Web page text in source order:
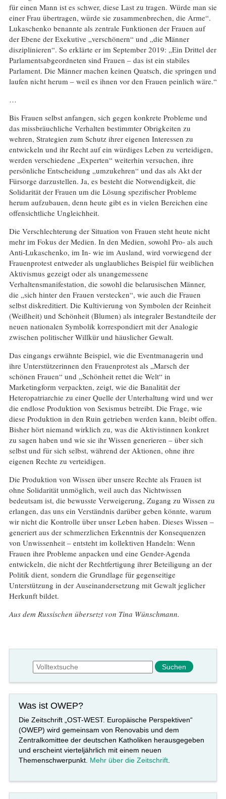
für einen Mann ist es schwer, diese Last zu tragen. Würde man sie
einer Frau übertragen, würde sie zusammenbrechen, die Arme“.
Lukaschenko benannte als zentrale Funktionen der Frauen auf
der Ebene der Exekutive „verschönern“ und „die Männer
disziplinieren“. So erklärte er im September 2019: „Ein Drittel der
Parlamentsabgeordneten sind Frauen – das ist ein stabiles
Parlament. Die Männer machen keinen Quatsch, die springen und
laufen nicht herum – weil es ihnen vor den Frauen peinlich wäre.“
…
Bis Frauen selbst anfangen, sich gegen konkrete Probleme und
das missbräuchliche Verhalten bestimmter Obrigkeiten zu
wehren, Strategien zum Schutz ihrer eigenen Interessen zu
entwickeln und ihr Recht auf ein würdiges Leben zu verteidigen,
werden verschiedene „Experten“ weiterhin versuchen, ihre
persönliche Entscheidung „umzukehren“ und das als Akt der
Fürsorge darzustellen. Ja, es besteht die Notwendigkeit, die
Solidarität der Frauen um die Lösung spezifischer Probleme
herum aufzubauen, denn heute gibt es in vielen Bereichen eine
offensichtliche Ungleichheit.
Die Verschlechterung der Situation von Frauen steht heute nicht
mehr im Fokus der Medien. In den Medien, sowohl Pro- als auch
Anti-Lukaschenko, im In- wie im Ausland, wird vorwiegend der
Frauenprotest entweder als unglaubliches Beispiel für weiblichen
Aktivismus gezeigt oder als unangemessene
Verhaltensmanifestation, die sowohl die belarusischen Männer,
die „sich hinter den Frauen verstecken“, wie auch die Frauen
selbst diskreditiert. Die Kultivierung von Symbolen der Reinheit
(Weißheit) und Schönheit (Blumen) als integraler Bestandteile der
neuen nationalen Symbolik korrespondiert mit der Analogie
zwischen politischer Willkür und häuslicher Gewalt.
Das eingangs erwähnte Beispiel, wie die Eventmanagerin und
ihre Unterstützerinnen den Frauenprotest als „Marsch der
schönen Frauen“ und „Schönheit rettet die Welt“ in
Marketingform verpackten, zeigt, wie die Banalität der
Heteropatriarchie zu einer Quelle der Unterhaltung wird und wer
die endlose Produktion von Sexismus betreibt. Die Frage, wie
diese Produktion in den Ruin getrieben werden kann, bleibt offen.
Bisher hört niemand wirklich zu, was die Aktivistinnen konkret
zu sagen haben und wie sie ihr Wissen generieren – über sich
selbst und für sich selbst, während der Aktionen, ohne ihre
eigenen Rechte zu verteidigen.
Die Produktion von Wissen über unsere Rechte als Frauen ist
ohne Solidarität unmöglich, weil auch das Nichtwissen
bedeutsam ist, die bewusste Verweigerung, Zugang zu Wissen zu
erlangen, das uns ein Verständnis darüber geben könnte, warum
wir nicht die Kontrolle über unser Leben haben. Dieses Wissen –
generiert aus der schmerzlichen Erkenntnis der Konsequenzen
von Unwissenheit – entsteht im kollektiven Handeln: Wenn
Frauen ihre Probleme anpacken und eine Gender-Agenda
entwickeln, die nicht der Rechtfertigung ihrer Beteiligung an der
Politik dient, sondern die Grundlage für gegenseitige
Unterstützung in der Auseinandersetzung mit Gewalt jeglicher
Herkunft bildet.
Aus dem Russischen übersetzt von Tina Wünschmann.
Suchformular
Suche
Was ist OWEP?
Die Zeitschrift „OST-WEST. Europäische Perspektiven“
(OWEP) wird gemeinsam von Renovabis und dem
Zentralkomittee der deutschen Katholiken herausgegeben
und erscheint vierteljährlich mit einem neuen
Themenschwerpunkt. Mehr über die Zeitschrift